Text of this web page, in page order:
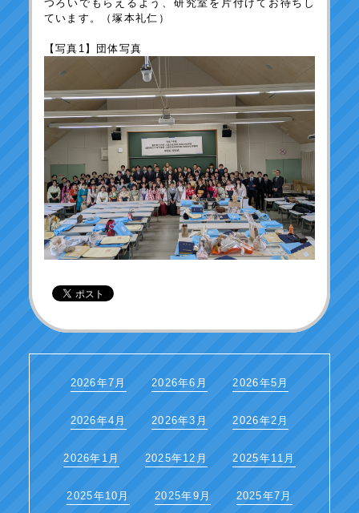
つろいでもらえるよう、研究室を片付けてお待ちし
ています。（塚本礼仁）
【写真1】団体写真
2026年7月 2026年6月 2026年5月
2026年4月 2026年3月 2026年2月
2026年1月 2025年12月 2025年11月
2025年10月 2025年9月 2025年7月